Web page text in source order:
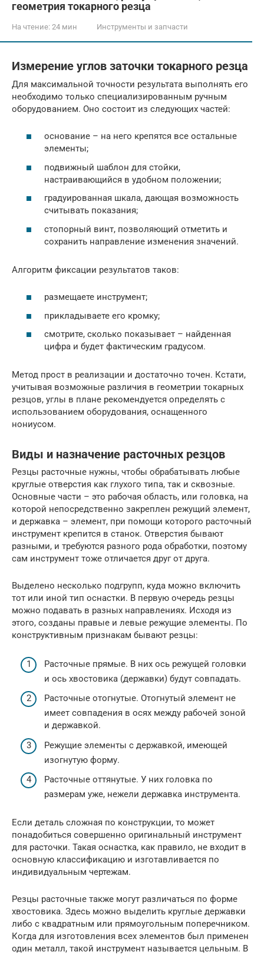
геометрия токарного резца
На чтение: 24 мин Инструменты и запчасти
Измерение углов заточки токарного резца
Для максимальной точности результата выполнять его
необходимо только специализированным ручным
оборудованием. Оно состоит из следующих частей:
основание – на него крепятся все остальные
элементы;
подвижный шаблон для стойки,
настраивающийся в удобном положении;
градуированная шкала, дающая возможность
считывать показания;
стопорный винт, позволяющий отметить и
сохранить направление изменения значений.
Алгоритм фиксации результатов таков:
размещаете инструмент;
прикладываете его кромку;
смотрите, сколько показывает – найденная
цифра и будет фактическим градусом.
Метод прост в реализации и достаточно точен. Кстати,
учитывая возможные различия в геометрии токарных
резцов, углы в плане рекомендуется определять с
использованием оборудования, оснащенного
нониусом.
Виды и назначение расточных резцов
Резцы расточные нужны, чтобы обрабатывать любые
круглые отверстия как глухого типа, так и сквозные.
Основные части – это рабочая область, или головка, на
которой непосредственно закреплен режущий элемент,
и державка – элемент, при помощи которого расточный
инструмент крепится в станок. Отверстия бывают
разными, и требуются разного рода обработки, поэтому
сам инструмент тоже отличается друг от друга.
Выделено несколько подгрупп, куда можно включить
тот или иной тип оснастки. В первую очередь резцы
можно подавать в разных направлениях. Исходя из
этого, созданы правые и левые режущие элементы. По
конструктивным признакам бывают резцы:
Расточные прямые. В них ось режущей головки
и ось хвостовика (державки) будут совпадать.
Расточные отогнутые. Отогнутый элемент не
имеет совпадения в осях между рабочей зоной
и державкой.
Режущие элементы с державкой, имеющей
изогнутую форму.
Расточные оттянутые. У них головка по
размерам уже, нежели державка инструмента.
Если деталь сложная по конструкции, то может
понадобиться совершенно оригинальный инструмент
для расточки. Такая оснастка, как правило, не входит в
основную классификацию и изготавливается по
индивидуальным чертежам.
Резцы расточные также могут различаться по форме
хвостовика. Здесь можно выделить круглые державки
либо с квадратным или прямоугольным поперечником.
Когда для изготовления всех элементов был применен
один металл, такой инструмент называется цельным. В